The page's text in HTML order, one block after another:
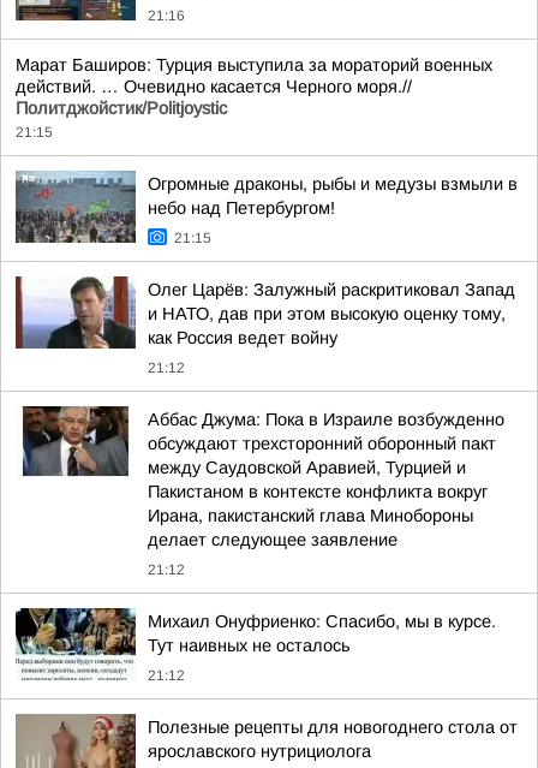
21:16
Марат Баширов: Турция выступила за мораторий военных
действий. … Очевидно касается Черного моря.//
Политджойстик/Politjoystic
21:15
Огромные драконы, рыбы и медузы взмыли в
небо над Петербургом!
21:15
Олег Царёв: Залужный раскритиковал Запад
и НАТО, дав при этом высокую оценку тому,
как Россия ведет войну
21:12
Аббас Джума: Пока в Израиле возбужденно
обсуждают трехсторонний оборонный пакт
между Саудовской Аравией, Турцией и
Пакистаном в контексте конфликта вокруг
Ирана, пакистанский глава Минобороны
делает следующее заявление
21:12
Михаил Онуфриенко: Спасибо, мы в курсе.
Тут наивных не осталось
21:12
Полезные рецепты для новогоднего стола от
ярославского нутрициолога